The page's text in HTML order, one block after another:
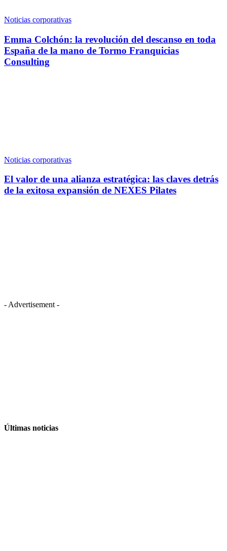
Noticias corporativas
Emma Colchón: la revolución del descanso en toda
España de la mano de Tormo Franquicias
Consulting
Noticias corporativas
El valor de una alianza estratégica: las claves detrás
de la exitosa expansión de NEXES Pilates
- Advertisement -
Últimas noticias